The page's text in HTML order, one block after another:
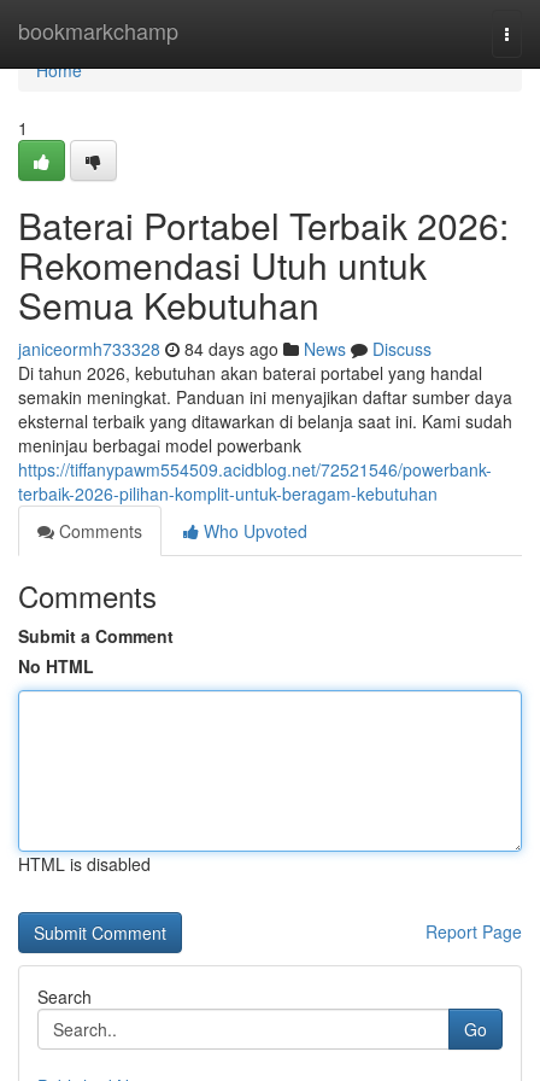
bookmarkchamp
Home
Home
1
Baterai Portabel Terbaik 2026:
Rekomendasi Utuh untuk
Semua Kebutuhan
janiceormh733328 84 days ago News
Discuss
Di tahun 2026, kebutuhan akan baterai portabel yang handal
semakin meningkat. Panduan ini menyajikan daftar sumber daya
eksternal terbaik yang ditawarkan di belanja saat ini. Kami sudah
meninjau berbagai model powerbank
https://tiffanypawm554509.acidblog.net/72521546/powerbank-
terbaik-2026-pilihan-komplit-untuk-beragam-kebutuhan
Comments
Who Upvoted
Comments
Submit a Comment
No HTML
HTML is disabled
Report Page
Search
Go